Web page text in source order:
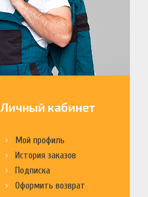
Личный кабинет
Мой профиль
История заказов
Подписка
Оформить возврат